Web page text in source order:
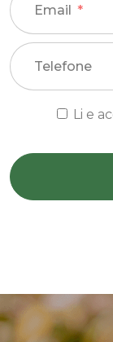
Email
Telefone
Li e